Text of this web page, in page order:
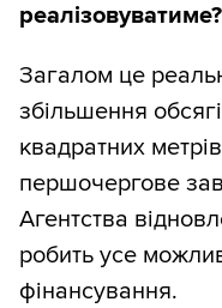
реалізовуватиме?
Загалом це
збільшення
квадратних
першочергове
Агентства
робить усе
фінансування.